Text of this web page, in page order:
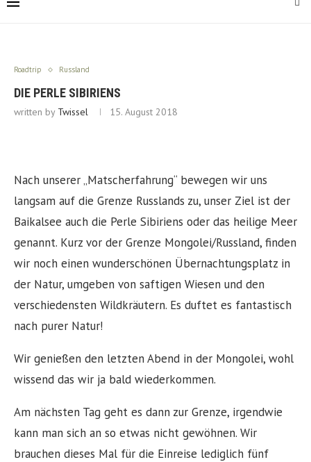
Roadtrip Russland
DIE PERLE SIBIRIENS
written by Twissel 15. August 2018
Nach unserer „Matscherfahrung“ bewegen wir uns
langsam auf die Grenze Russlands zu, unser Ziel ist der
Baikalsee auch die Perle Sibiriens oder das heilige Meer
genannt. Kurz vor der Grenze Mongolei/Russland, finden
wir noch einen wunderschönen Übernachtungsplatz in
der Natur, umgeben von saftigen Wiesen und den
verschiedensten Wildkräutern. Es duftet es fantastisch
nach purer Natur!
Wir genießen den letzten Abend in der Mongolei, wohl
wissend das wir ja bald wiederkommen.
Am nächsten Tag geht es dann zur Grenze, irgendwie
kann man sich an so etwas nicht gewöhnen. Wir
brauchen dieses Mal für die Einreise lediglich fünf